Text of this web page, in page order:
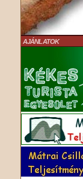
AJÁNLATOK